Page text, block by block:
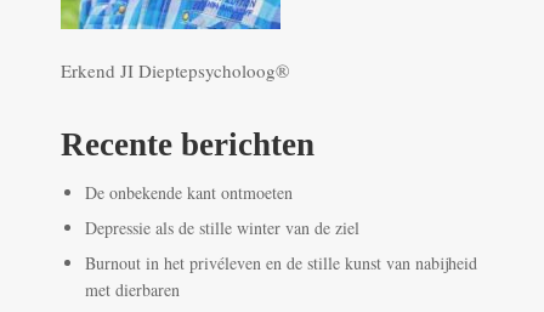
Erkend JI Dieptepsycholoog®
Recente berichten
De onbekende kant ontmoeten
Depressie als de stille winter van de ziel
Burnout in het privéleven en de stille kunst van nabijheid
met dierbaren